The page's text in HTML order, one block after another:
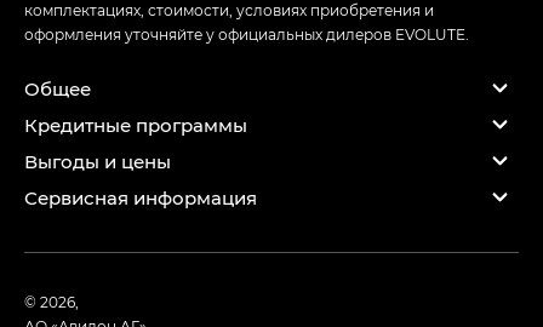
комплектациях, стоимости, условиях приобретения и
оформления уточняйте у официальных дилеров EVOLUTE.
Общее
Кредитные программы
Выгоды и цены
Сервисная информация
© 2026,